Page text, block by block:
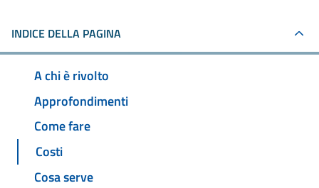
INDICE DELLA PAGINA
A chi è rivolto
Approfondimenti
Come fare
Costi
Cosa serve